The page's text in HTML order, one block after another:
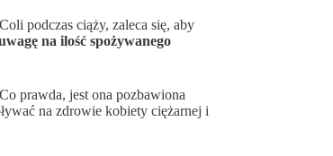
podczas ciąży, zaleca się, aby
na ilość spożywanego
prawda, jest ona pozbawiona
na zdrowie kobiety ciężarnej i